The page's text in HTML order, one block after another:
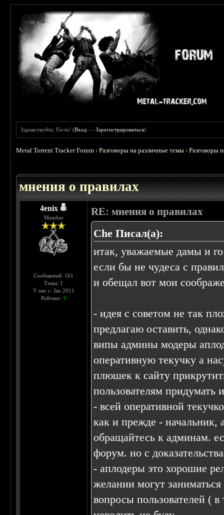
Здравствуйте, Гость! (Вход —Зарегистрироваться)
Metal Torrent Tracker Forum ›Разговоры на различные темы ›Разговоры
мнения о правилах
4enix
Member
Сообщений: 161
Темы: 1
У нас с: Jan 2011
Рейтинг: 6
RE: мнения о правилах
Che Писал(а):
итак, уважаемые дамы и
если бы не чудеса с
и обещал вот мои
- идея с советом не так
предлагаю оставить,
випы админы модеры
оперативную текучку а
плюшек к сайту
пользователям придумать
- всей оперативной
как и прежде -
обращайтесь к админам.
форум. но с
- аплодеры это хорошие
желании могут
вопросы пользователей (